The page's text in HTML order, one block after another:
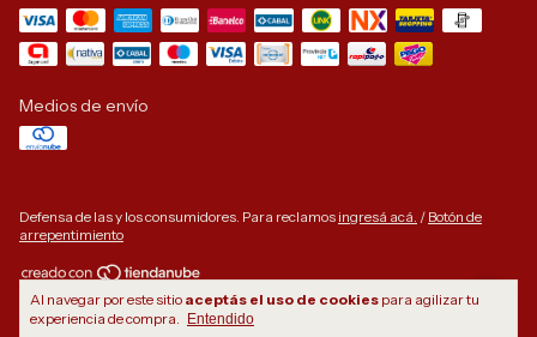
Al navegar por este sitio aceptás el uso de cookies para agilizar tu
experiencia de compra.
Entendido
Medios de envío
Defensa de las y los consumidores. Para reclamos ingresá acá. / Botón de
arrepentimiento
Copyright GYPSCHOO boho chic - 2026. Todos los derechos reservados.